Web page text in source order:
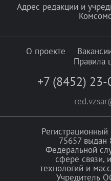
Адрес редакции и
О проекте
Правила
+7 (8452)
75657 выдан
Федеральной
сфере связи,
технологий и
Учредитель